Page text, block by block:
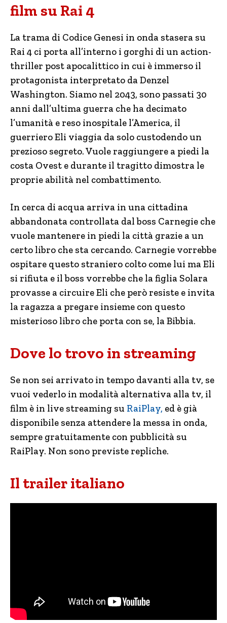
film su Rai 4
La trama di Codice Genesi in onda stasera su
Rai 4 ci porta all’interno i gorghi di un action-
thriller post apocalittico in cui è immerso il
protagonista interpretato da Denzel
Washington. Siamo nel 2043, sono passati 30
anni dall’ultima guerra che ha decimato
l’umanità e reso inospitale l’America, il
guerriero Eli viaggia da solo custodendo un
prezioso segreto. Vuole raggiungere a piedi la
costa Ovest e durante il tragitto dimostra le
proprie abilità nel combattimento.
In cerca di acqua arriva in una cittadina
abbandonata controllata dal boss Carnegie che
vuole mantenere in piedi la città grazie a un
certo libro che sta cercando. Carnegie vorrebbe
ospitare questo straniero colto come lui ma Eli
si rifiuta e il boss vorrebbe che la figlia Solara
provasse a circuire Eli che però resiste e invita
la ragazza a pregare insieme con questo
misterioso libro che porta con se, la Bibbia.
Dove lo trovo in streaming
Se non sei arrivato in tempo davanti alla tv, se
vuoi vederlo in modalità alternativa alla tv, il
film è in live streaming su RaiPlay, ed è già
disponibile senza attendere la messa in onda,
sempre gratuitamente con pubblicità su
RaiPlay. Non sono previste repliche.
Il trailer italiano